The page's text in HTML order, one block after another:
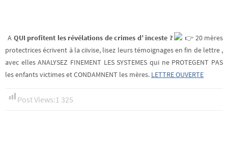
A QUI profitent les révélations de crimes d’ inceste ?
20 mères
protectrices écrivent à la ciivise, lisez leurs témoignages en fin de lettre ,
avec elles ANALYSEZ FINEMENT LES SYSTEMES qui ne PROTEGENT PAS
les enfants victimes et CONDAMNENT les mères. LETTRE OUVERTE
Post Views:1 325